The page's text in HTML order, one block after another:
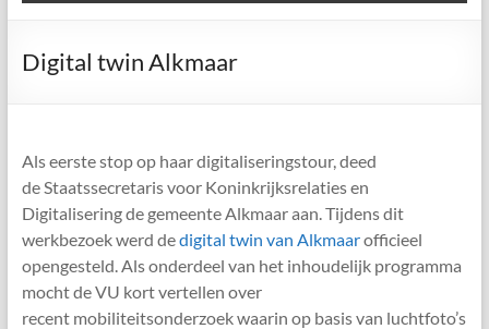
Amsterdam
Digital twin Alkmaar
Als eerste stop op haar digitaliseringstour, deed
de Staatssecretaris voor Koninkrijksrelaties en
Digitalisering de gemeente Alkmaar aan. Tijdens dit
werkbezoek werd dedigital twin van Alkmaarofficieel
opengesteld. Als onderdeel van het inhoudelijk programma
mocht de VU kort vertellen over
recent mobiliteitsonderzoek waarin op basis van luchtfoto’s